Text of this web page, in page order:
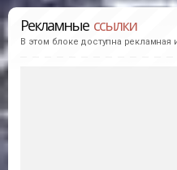
Рекламные ссылки
В этом блоке доступна рекламная